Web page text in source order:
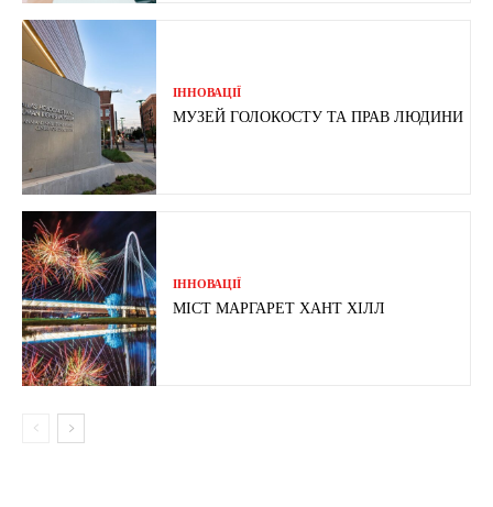
ІННОВАЦІЇ
МУЗЕЙ ГОЛОКОСТУ ТА ПРАВ ЛЮДИНИ
ІННОВАЦІЇ
МІСТ МАРГАРЕТ ХАНТ ХІЛЛ